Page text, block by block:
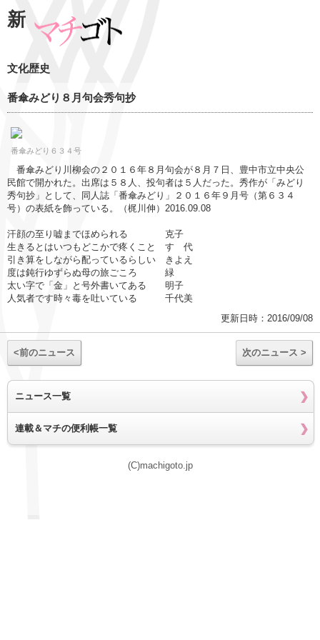
新
文化歴史
番傘みどり８月句会秀句抄
番傘みどり６３４号
番傘みどり川柳会の２０１６年８月句会が８月７日、豊中市立中央公
民館で開かれた。出席は５８人、投句者は５人だった。秀作が「みどり
秀句抄」として、同人誌「番傘みどり」２０１６年９月号（第６３４
号）の表紙を飾っている。（梶川伸）2016.09.08
汗顔の至り嘘までほめられる 克子
生きるとはいつもどこかで疼くこと すゞ代
引き算をしながら配っているらしい きよえ
度は鈍行ゆずらぬ母の旅ごころ 緑
太い字で「金」と号外書いてある 明子
人気者です時々毒を吐いている 千代美
更新日時：2016/09/08
<前のニュース 次のニュース >
ニュース一覧
連載＆マチの便利帳一覧
(C)machigoto.jp